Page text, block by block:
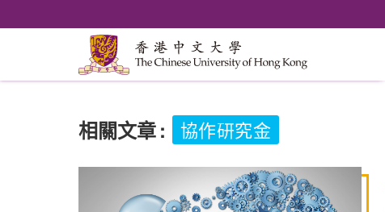
相關文章: 協作研究金